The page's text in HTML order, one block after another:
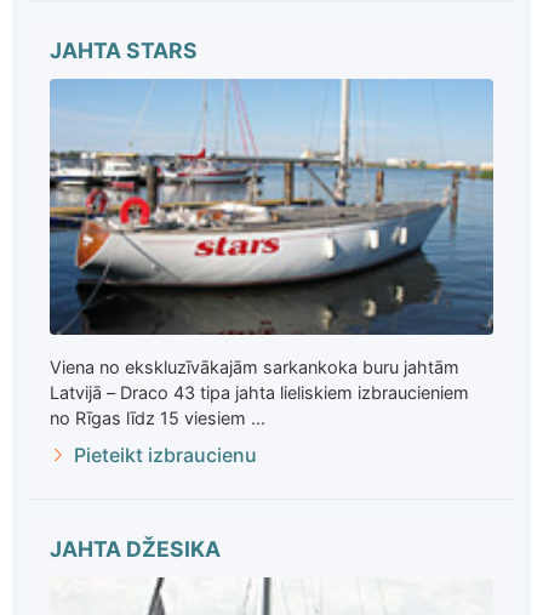
JAHTA STARS
Viena no ekskluzīvākajām sarkankoka buru jahtām
Latvijā – Draco 43 tipa jahta lieliskiem izbraucieniem
no Rīgas līdz 15 viesiem ...
Pieteikt izbraucienu
JAHTA DŽESIKA